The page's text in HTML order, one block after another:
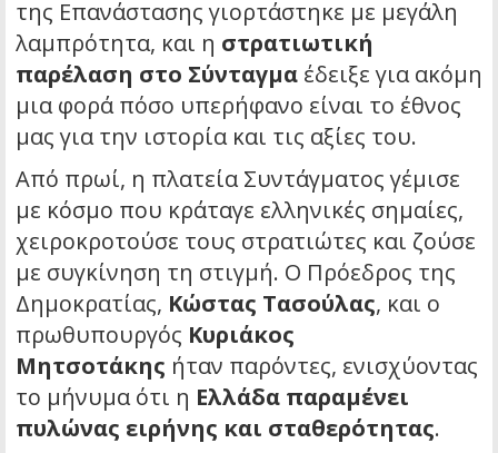
της Επανάστασης γιορτάστηκε με μεγάλη
λαμπρότητα, και η στρατιωτική
παρέλαση στο Σύνταγμα έδειξε για ακόμη
μια φορά πόσο υπερήφανο είναι το έθνος
μας για την ιστορία και τις αξίες του.
Από πρωί, η πλατεία Συντάγματος γέμισε
με κόσμο που κράταγε ελληνικές σημαίες,
χειροκροτούσε τους στρατιώτες και ζούσε
με συγκίνηση τη στιγμή. Ο Πρόεδρος της
Δημοκρατίας, Κώστας Τασούλας, και ο
πρωθυπουργός Κυριάκος
Μητσοτάκης ήταν παρόντες, ενισχύοντας
το μήνυμα ότι η Ελλάδα παραμένει
πυλώνας ειρήνης και σταθερότητας.